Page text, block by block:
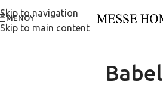
Skip to navigation
Skip to main content
ΜΕΝΟΎ
Babel